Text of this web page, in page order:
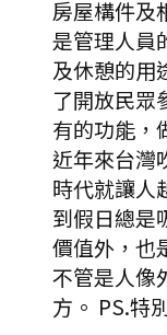
房屋構件及
是管理人員
及休憩的用
了開放民眾
有的功能，
近年來台灣
時代就讓人
到假日總是
價值外，也
不管是人像
方。 PS.特